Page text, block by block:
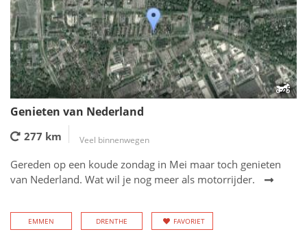
Genieten van Nederland
277 km Veel binnenwegen
Gereden op een koude zondag in Mei maar toch genieten
van Nederland. Wat wil je nog meer als motorrijder.
EMMEN DRENTHE FAVORIET